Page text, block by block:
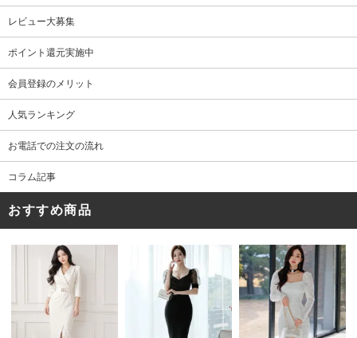
レビュー大募集
ポイント還元実施中
会員登録のメリット
人気ランキング
お電話での注文の流れ
コラム記事
おすすめ商品